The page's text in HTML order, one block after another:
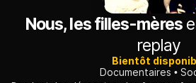
Nous, les filles-mères
replay
Bientôt
Documentaires